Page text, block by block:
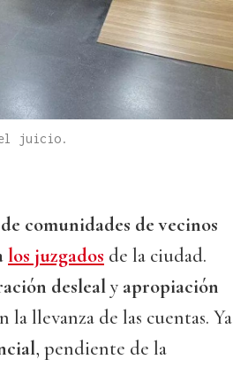
el juicio.
comunidades de vecinos
los juzgados de la ciudad.
deslealy apropiación
llevanza de las cuentas. Ya
, pendiente de la